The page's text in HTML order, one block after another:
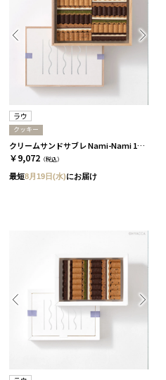
ラウ
クッキー
クリームサンドサブレ Nami-Nami 12本入［ラウ］
￥9,072 （税込）
最短8月19日(水)にお届け